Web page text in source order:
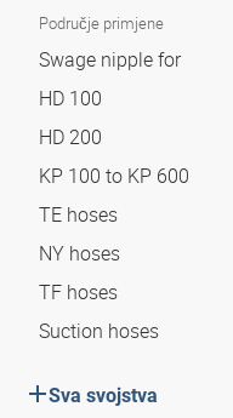
Područje primjene
Swage nipple for
HD 100
HD 200
KP 100 to KP 600
TE hoses
NY hoses
TF hoses
Suction hoses
Sva svojstva